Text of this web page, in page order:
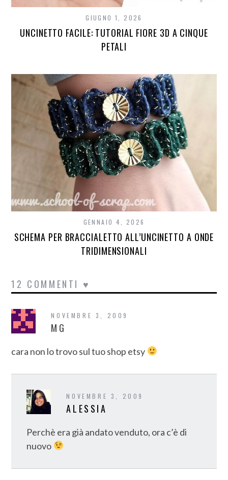
GIUGNO 1, 2026
UNCINETTO FACILE: TUTORIAL FIORE 3D A CINQUE
PETALI
GENNAIO 4, 2026
SCHEMA PER BRACCIALETTO ALL’UNCINETTO A ONDE
TRIDIMENSIONALI
12 COMMENTI ♥
NOVEMBRE 3, 2009
MG
cara non lo trovo sul tuo shop etsy
NOVEMBRE 3, 2009
ALESSIA
Perchè era già andato venduto, ora c’è di
nuovo